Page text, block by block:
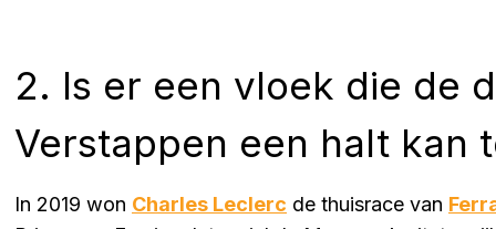
2. Is er een vloek die de
Verstappen een halt kan
In 2019 won Charles Leclerc de thuisrace van